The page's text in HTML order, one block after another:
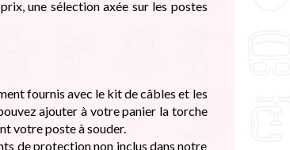
une sélection axée sur les postes
fournis avec le kit de câbles et les
ajouter à votre panier la torche
votre poste à souder.
de protection non inclus dans notre